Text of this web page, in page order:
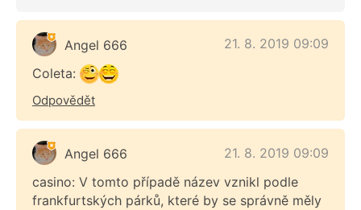
Angel 666
21. 8. 2019 09:09
Coleta:
Odpovědět
Angel 666
21. 8. 2019 09:09
casino: V tomto případě název vznikl podle
frankfurtských párků, které by se správně měly